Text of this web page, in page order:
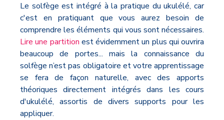
Le solfège est intégré à la pratique du ukulélé, car
c'est en pratiquant que vous aurez besoin de
comprendre les éléments qui vous sont nécessaires.
Lire une partition est évidemment un plus qui ouvrira
beaucoup de portes... mais la connaissance du
solfège n’est pas obligatoire et votre apprentissage
se fera de façon naturelle, avec des apports
théoriques directement intégrés dans les cours
d'ukulélé, assortis de divers supports pour les
appliquer.